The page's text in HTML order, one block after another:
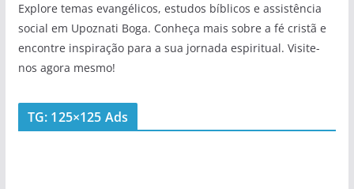
Explore temas evangélicos, estudos bíblicos e assistência
social em Upoznati Boga. Conheça mais sobre a fé cristã e
encontre inspiração para a sua jornada espiritual. Visite-
nos agora mesmo!
TG: 125×125 Ads